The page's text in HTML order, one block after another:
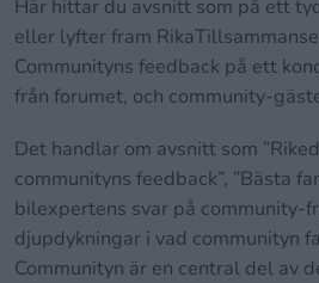
Här hittar du avsnitt som på ett
eller lyfter fram
Communityns feedback på ett
från forumet, och community-
Det handlar om avsnitt som
communityns feedback”, ”Bästa
bilexpertens svar på community-
djupdykningar i vad communityn
Communityn är en central del av